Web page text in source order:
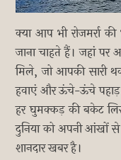
क्या आप भी रोजमर्रा
जाना चाहते हैं। जहां
मिले, जो आपकी सारी
हवाएं और ऊंचे-ऊंचे
हर घुमक्कड़ की बकेट
दुनिया को अपनी आंखों
शानदार खबर है।